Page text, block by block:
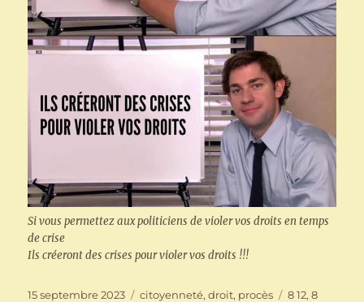
Si vous permettez aux politiciens de violer vos droits en temps
de crise
Ils créeront des crises pour violer vos droits !!!
Publié
15 septembre 2023 Catégories
citoyenneté,droit, procès Étiquettes
8 12,8